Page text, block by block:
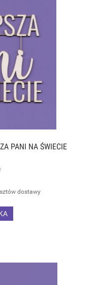
PANI NA ŚWIECIE
dostawy